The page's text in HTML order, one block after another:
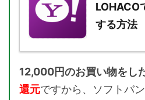
LOHACO
する方法
12,000円のお買い物をし
還元ですから、ソフトバ